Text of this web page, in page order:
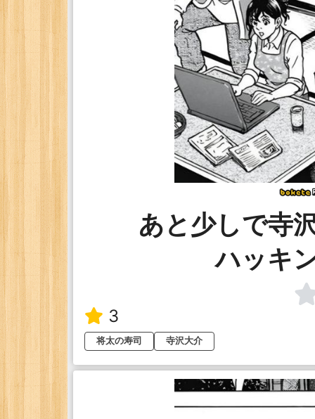
あと少しで寺
ハッキ
3
将太の寿司 寺沢大介